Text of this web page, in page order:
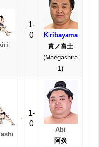
1-
0
Kiribayama
貴ノ富士
(Maegashira
1)
1-
0
Abi
阿炎